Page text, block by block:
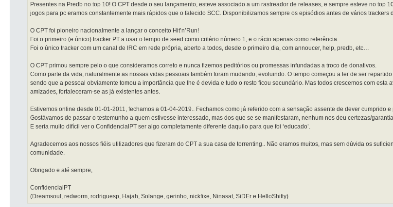
Presentes na Predb no top 10! O CPT desde o seu lançamento, esteve associado a um rastreador de releases, e sempre esteve no top
jogos para pc eramos constantemente mais rápidos que o falecido SCC. Disponibilizamos sempre os episódios antes de vários trackers
O CPT foi pioneiro nacionalmente a lançar o conceito Hit’n’Run!
Foi o primeiro (e único) tracker PT a usar o tempo de seed como critério número 1, e o rácio apenas como referência.
Foi o único tracker com um canal de IRC em rede própria, aberto a todos, desde o primeiro dia, com annoucer, help, predb, etc…
O CPT primou sempre pelo o que consideramos correto e nunca fizemos peditórios ou promessas infundadas a troco de donativos.
Como parte da vida, naturalmente as nossas vidas pessoais também foram mudando, evoluindo. O tempo começou a ter de ser
sendo que a pessoal obviamente tomou a importância que lhe é devida e tudo o resto ficou secundário. Mas todos crescemos com esta
amizades, fortaleceram-se as já existentes antes.
Estivemos online desde 01-01-2011, fechamos a 01-04-2019.. Fechamos como já referido com a sensação assente de dever cumprido
Gostávamos de passar o testemunho a quem estivesse interessado, mas dos que se se manifestaram, nenhum nos deu certezas/
E seria muito difícil ver o ConfidencialPT ser algo completamente diferente daquilo para que foi ‘educado’.
Agradecemos aos nossos fiéis utilizadores que fizeram do CPT a sua casa de torrenting.. Não eramos muitos, mas sem dúvida os
comunidade.
Obrigado e até sempre,
ConfidencialPT
(Dreamsoul, redworm, rodriguesp, Hajah, Solange, gerinho, nickfixe, Ninasat, SiDEr e HelloShitty)